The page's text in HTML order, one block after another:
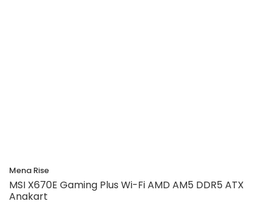
Mena Rise
MSI X670E Gaming Plus Wi-Fi AMD AM5 DDR5 ATX
Anakart